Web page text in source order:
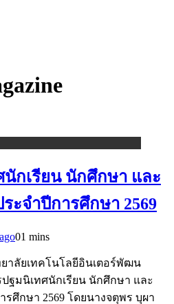
กเรียน นักศึกษา และ
ะจำปีการศึกษา 2569
01 mins
าลัยเทคโนโลยีอินเตอร์พัฒน
ฐมนิเทศนักเรียน นักศึกษา และ
ศึกษา 2569 โดยนางจตุพร บุผา